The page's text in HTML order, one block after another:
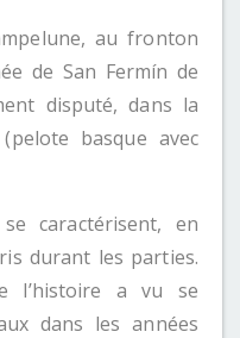
au fronton
de San Fermín de
disputé, dans la
basque avec
caractérisent, en
durant les parties.
l’histoire a vu se
dans les années